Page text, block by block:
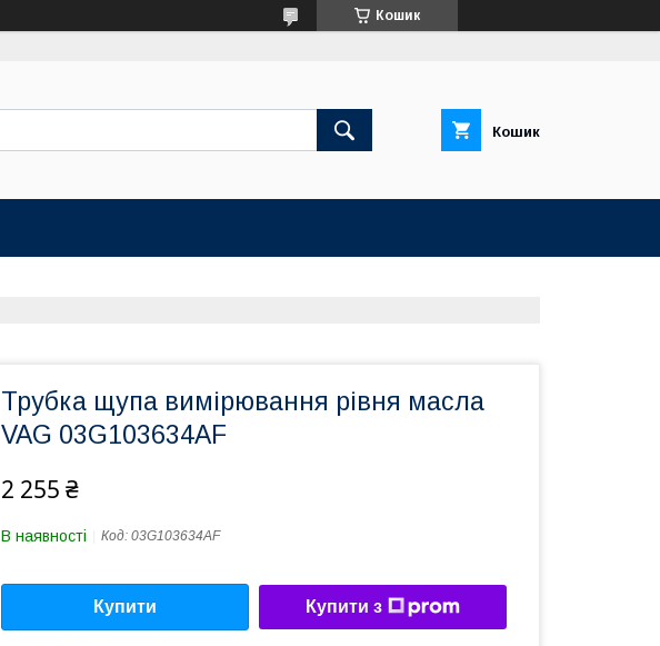
Кошик
Кошик
Трубка щупа вимірювання рівня масла
VAG 03G103634AF
2 255 ₴
В наявності Код: 03G103634AF
Купити Купити з